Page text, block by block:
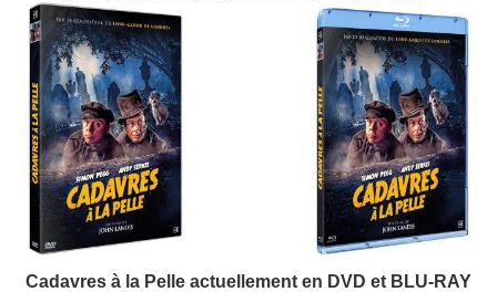
Cadavres à la Pelle actuellement en DVD et BLU-RAY